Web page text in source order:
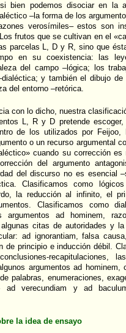
bien podemos disociar en la
–la forma de los
verosímiles– estos son
frutos que se cultivan en el
parcelas L, D y R, sino que
en su coexistencia: las
del campo –lógica; los
y también el dibujo
del entorno –retórica.
con lo dicho, nuestra
L, R y D pretende
de los utilizados por
o un recurso argumental
cuando su corrección
del argumento
del discurso no es esencial
Clasificamos como
la reducción al infinito, el
Clasificamos como
argumentos ad hominem,
algunas citas de autoridades y
ad ignorantiam, falsa
de principio e inducción débil.
recapitulaciones,
argumentos ad
palabras, enumeraciones,
ad verecundiam y ad
la idea de ensayo